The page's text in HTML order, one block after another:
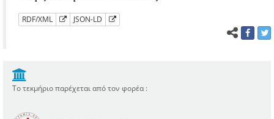
RDF/XML JSON-LD
Το τεκμήριο παρέχεται από τον φορέα :